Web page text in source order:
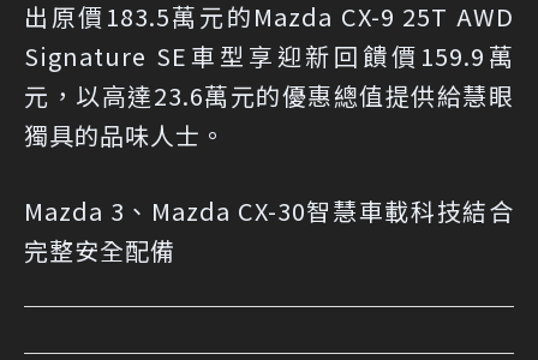
出原價183.5萬元的Mazda CX-9 25T AWD
Signature SE車型享迎新回饋價159.9萬
元，以高達23.6萬元的優惠總值提供給慧眼
獨具的品味人士。
Mazda 3、Mazda CX-30智慧車載科技結合
完整安全配備